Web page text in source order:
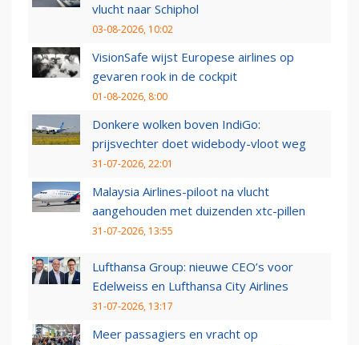
vlucht naar Schiphol
03-08-2026, 10:02
VisionSafe wijst Europese airlines op
gevaren rook in de cockpit
01-08-2026, 8:00
Donkere wolken boven IndiGo:
prijsvechter doet widebody-vloot weg
31-07-2026, 22:01
Malaysia Airlines-piloot na vlucht
aangehouden met duizenden xtc-pillen
31-07-2026, 13:55
Lufthansa Group: nieuwe CEO’s voor
Edelweiss en Lufthansa City Airlines
31-07-2026, 13:17
Meer passagiers en vracht op